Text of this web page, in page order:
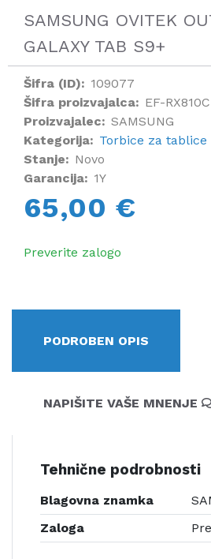
SAMSUNG OVITEK
GALAXY TAB S9+
Šifra (ID): 109077
Šifra proizvajalca: EF-
Proizvajalec: SAMSUNG
Kategorija: Torbice za tablice
Stanje: Novo
Garancija: 1Y
65,00 €
Preverite zalogo
PODROBEN OPIS
NAPIŠITE VAŠE MNENJE
Tehnične podrobnosti
Blagovna znamka
Zaloga